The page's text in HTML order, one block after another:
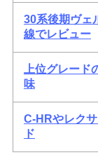
30系後期ヴェ
線でレビュー
上位グレー
味
C-HRやレク
ド